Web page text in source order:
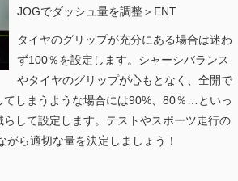
JOGでダッシュ量を調整＞ENT
タイヤのグリップが充分にある場合は迷わ
ず100％を設定します。シャーシバランス
やタイヤのグリップが心もとなく、全開で
てしまうような場合には90%、80％…といっ
して設定します。テストやスポーツ走行の
がら適切な量を決定しましょう！